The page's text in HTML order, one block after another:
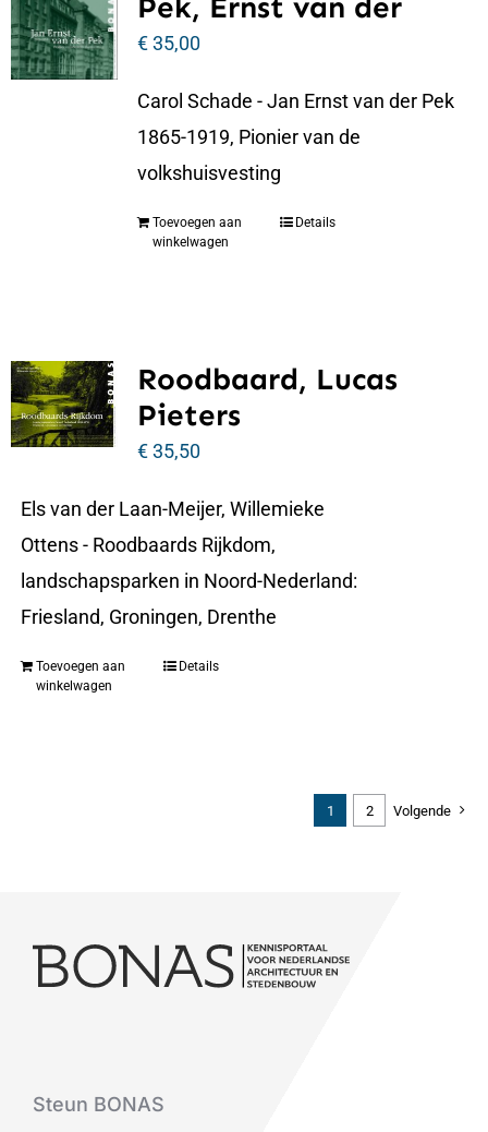
€35,00
Carol Schade - Jan Ernst van der Pek
1865-1919, Pionier van de
volkshuisvesting
Toevoegen aan
winkelwagen
Details
Roodbaard, Lucas
Pieters
€35,50
Els van der Laan-Meijer, Willemieke
Ottens - Roodbaards Rijkdom,
landschapsparken in Noord-Nederland:
Friesland, Groningen, Drenthe
Toevoegen aan
winkelwagen
Details
1 2 Volgende
Steun BONAS